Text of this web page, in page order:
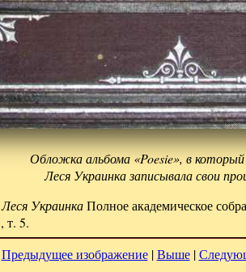
Обложка альбома «Poesie», в который
Леся Украинка записывала свои
Леся УкраинкаПолное академическое
т. 5.
Предыдущее изображение|Выше|